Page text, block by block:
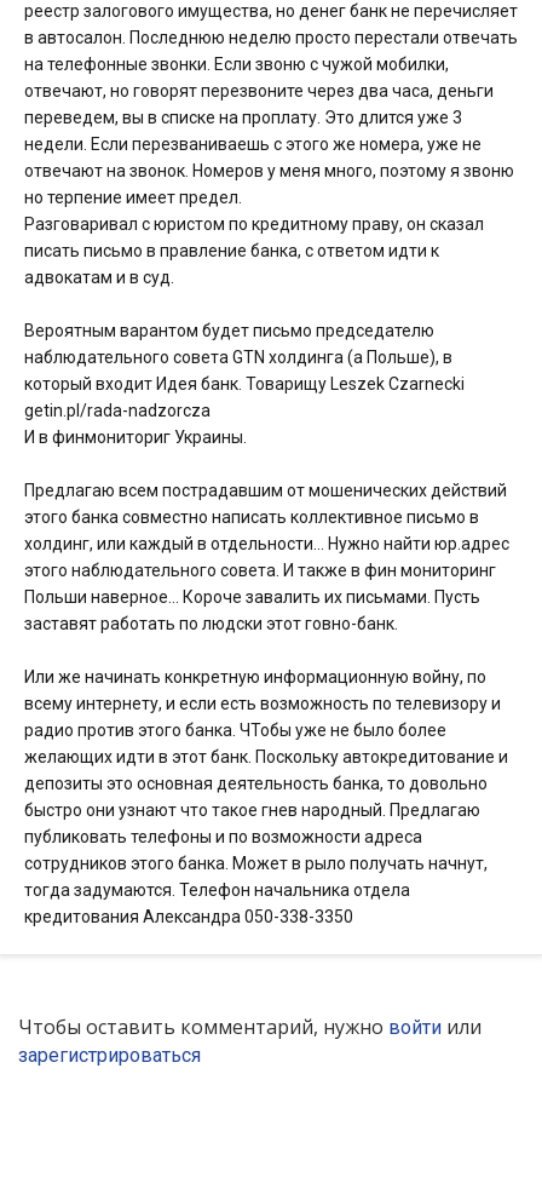
реестр залогового имущества, но денег банк не перечисляет
в автосалон. Последнюю неделю просто перестали отвечать
на телефонные звонки. Если звоню с чужой мобилки,
отвечают, но говорят перезвоните через два часа, деньги
переведем, вы в списке на проплату. Это длится уже 3
недели. Если перезваниваешь с этого же номера, уже не
отвечают на звонок. Номеров у меня много, поэтому я звоню
но терпение имеет предел.
Разговаривал с юристом по кредитному праву, он сказал
писать письмо в правление банка, с ответом идти к
адвокатам и в суд.
Вероятным варантом будет письмо председателю
наблюдательного совета GTN холдинга (а Польше), в
который входит Идея банк. Товарищу Leszek Czarnecki
getin.pl/rada-nadzorcza
И в финмониториг Украины.
Предлагаю всем пострадавшим от мошенических действий
этого банка совместно написать коллективное письмо в
холдинг, или каждый в отдельности… Нужно найти юр.адрес
этого наблюдательного совета. И также в фин мониторинг
Польши наверное… Короче завалить их письмами. Пусть
заставят работать по людски этот говно-банк.
Или же начинать конкретную информационную войну, по
всему интернету, и если есть возможность по телевизору и
радио против этого банка. ЧТобы уже не было более
желающих идти в этот банк. Поскольку автокредитование и
депозиты это основная деятельность банка, то довольно
быстро они узнают что такое гнев народный. Предлагаю
публиковать телефоны и по возможности адреса
сотрудников этого банка. Может в рыло получать начнут,
тогда задумаются. Телефон начальника отдела
кредитования Александра 050-338-3350
Чтобы оставить комментарий, нужно войти или
зарегистрироваться